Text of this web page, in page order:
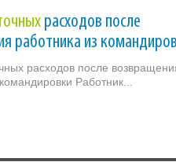
расходов после
работника из
расходов после
Работник...